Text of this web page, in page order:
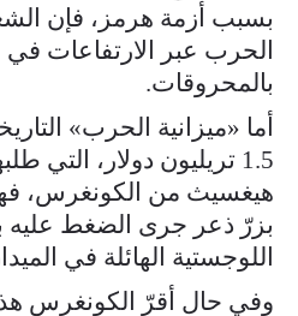
بسبب أزمة هرمز، فإن
الحرب عبر الارتفاعات في
بالمحروقات.
أما «ميزانية الحرب»
1.5 تريليون دولار، التي
هيغسيث من الكونغرس،
بزرّ ذعر جرى الضغط عليه
اللوجستية الهائلة في
وفي حال أقرّ الكونغرس